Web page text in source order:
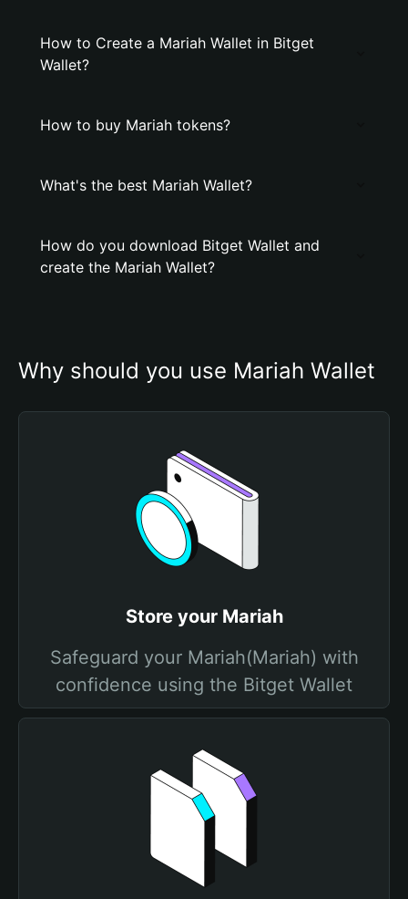
How to Create a Mariah Wallet in Bitget
Wallet?
How to buy Mariah tokens?
What's the best Mariah Wallet?
How do you download Bitget Wallet and
create the Mariah Wallet?
Why should you use Mariah Wallet
Store your Mariah
Safeguard your Mariah(Mariah) with
confidence using the Bitget Wallet